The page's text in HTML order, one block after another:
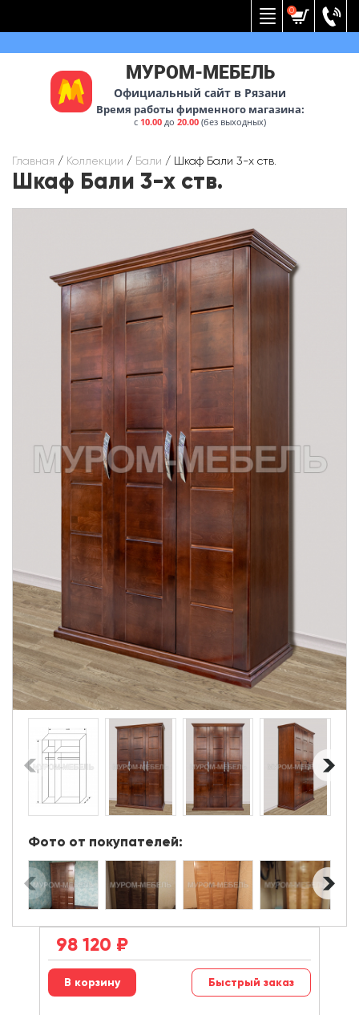
0
МУРОМ-МЕБЕЛЬ
Официальный сайт в Рязани
Время работы фирменного магазина:
с 10.00 до20.00 (без выходных)
Главная / Коллекции / Бали / Шкаф Бали 3-х ств.
Шкаф Бали 3-х ств.
Фото от покупателей:
98 120 ₽
Быстрый заказ